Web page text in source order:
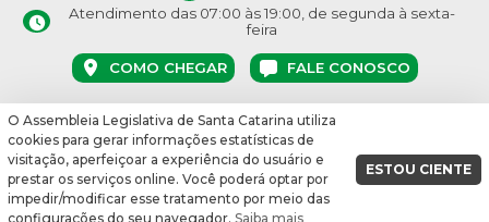
Atendimento das 07:00 às 19:00, de segunda à sexta-
feira
COMO CHEGAR FALE CONOSCO
© Assembleia Legislativa do Estado de Santa Catarina 2026.
Desenvolvido por:
vbuild 17609
O Assembleia Legislativa de Santa Catarina utiliza
cookies para gerar informações estatísticas de
visitação, aperfeiçoar a experiência do usuário e
prestar os serviços online. Você poderá optar por
impedir/modificar esse tratamento por meio das
configurações do seu navegador. Saiba mais
ESTOU CIENTE